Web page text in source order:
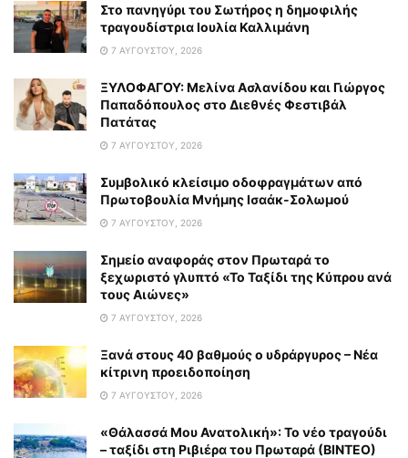
Στο πανηγύρι του Σωτήρος η δημοφιλής
τραγουδίστρια Ιουλία Καλλιμάνη
7 ΑΥΓΟΎΣΤΟΥ, 2026
ΞΥΛΟΦΑΓΟΥ: Μελίνα Ασλανίδου και Γιώργος
Παπαδόπουλος στο Διεθνές Φεστιβάλ
Πατάτας
7 ΑΥΓΟΎΣΤΟΥ, 2026
Συμβολικό κλείσιμο οδοφραγμάτων από
Πρωτοβουλία Μνήμης Ισαάκ-Σολωμού
7 ΑΥΓΟΎΣΤΟΥ, 2026
Σημείο αναφοράς στον Πρωταρά το
ξεχωριστό γλυπτό «Το Ταξίδι της Κύπρου ανά
τους Αιώνες»
7 ΑΥΓΟΎΣΤΟΥ, 2026
Ξανά στους 40 βαθμούς ο υδράργυρος – Νέα
κίτρινη προειδοποίηση
7 ΑΥΓΟΎΣΤΟΥ, 2026
«Θάλασσά Μου Ανατολική»: Το νέο τραγούδι
– ταξίδι στη Ριβιέρα του Πρωταρά (ΒΙΝΤΕΟ)